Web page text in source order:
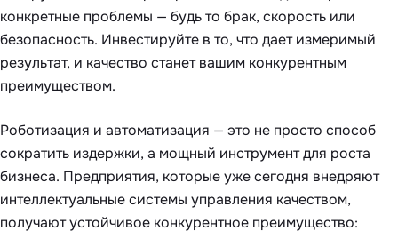
конкретные проблемы — будь то брак, скорость или
безопасность. Инвестируйте в то, что дает измеримый
результат, и качество станет вашим конкурентным
преимуществом.
Роботизация и автоматизация — это не просто способ
сократить издержки, а мощный инструмент для роста
бизнеса. Предприятия, которые уже сегодня внедряют
интеллектуальные системы управления качеством,
получают устойчивое конкурентное преимущество: